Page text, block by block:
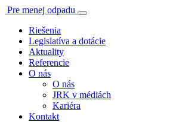
Pre menej odpadu
Riešenia
Legislatíva a dotácie
Aktuality
Referencie
O nás
O nás
JRK v médiách
Kariéra
Kontakt